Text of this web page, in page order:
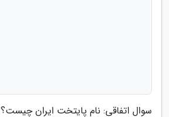
سوال اتفاقی: نام پایتخت ایران چیست؟